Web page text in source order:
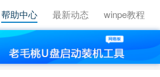
帮助中心 最新动态 winpe教程